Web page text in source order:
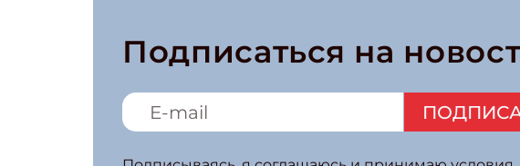
Подписаться на